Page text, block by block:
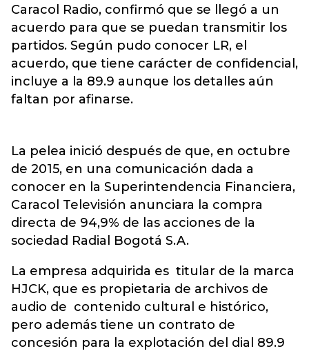
Caracol Radio, confirmó que se llegó a un
acuerdo para que se puedan transmitir los
partidos. Según pudo conocer LR, el
acuerdo, que tiene carácter de confidencial,
incluye a la 89.9 aunque los detalles aún
faltan por afinarse.
La pelea inició después de que, en octubre
de 2015, en una comunicación dada a
conocer en la Superintendencia Financiera,
Caracol Televisión anunciara la compra
directa de 94,9% de las acciones de la
sociedad Radial Bogotá S.A.
La empresa adquirida es titular de la marca
HJCK, que es propietaria de archivos de
audio de contenido cultural e histórico,
pero además tiene un contrato de
concesión para la explotación del dial 89.9